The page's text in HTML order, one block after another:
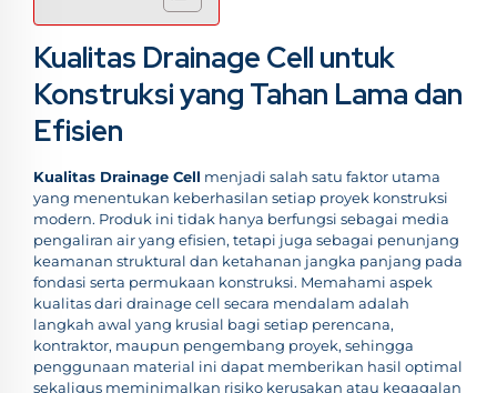
Kualitas Drainage Cell untuk
Konstruksi yang Tahan Lama dan
Efisien
Kualitas Drainage Cell menjadi salah satu faktor utama
yang menentukan keberhasilan setiap proyek konstruksi
modern. Produk ini tidak hanya berfungsi sebagai media
pengaliran air yang efisien, tetapi juga sebagai penunjang
keamanan struktural dan ketahanan jangka panjang pada
fondasi serta permukaan konstruksi. Memahami aspek
kualitas dari drainage cell secara mendalam adalah
langkah awal yang krusial bagi setiap perencana,
kontraktor, maupun pengembang proyek, sehingga
penggunaan material ini dapat memberikan hasil optimal
sekaligus meminimalkan risiko kerusakan atau kegagalan